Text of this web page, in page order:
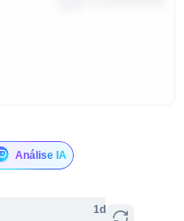
Análise IA
1d